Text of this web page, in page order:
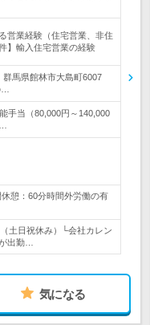
営業経験（住宅営業、非住
】輸入住宅営業の経験
群馬県館林市大島町6007
手当（80,000円～140,000
憩：60分時間外労働の有
土日祝休み）└会社カレン
出勤…
気になる